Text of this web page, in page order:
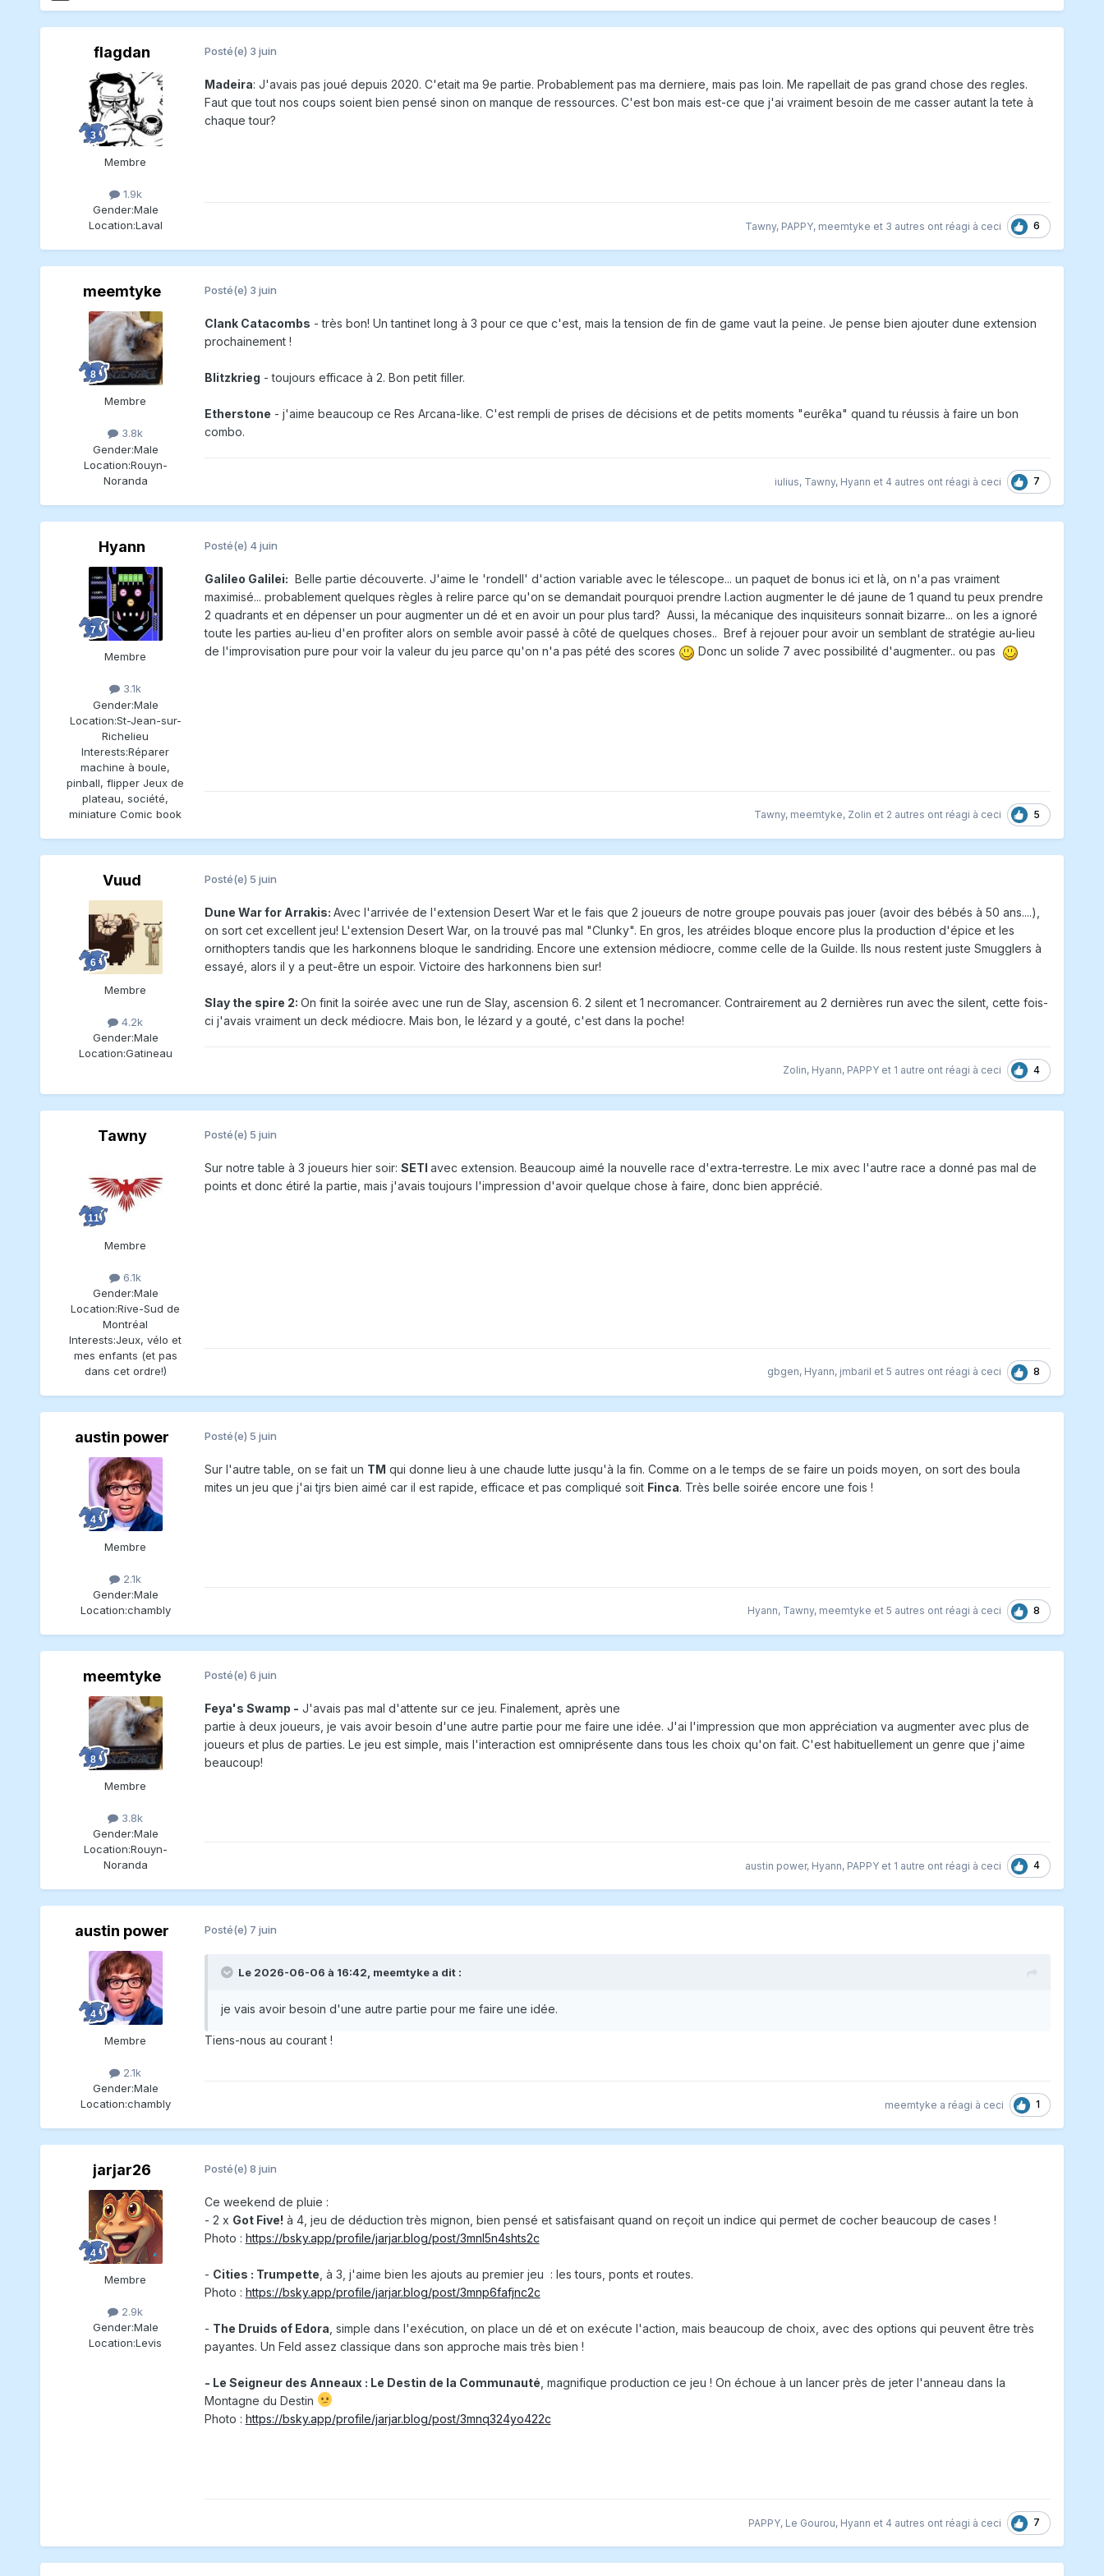
flagdan
Membre
1.9k
Gender:Male
Location:Laval
Posté(e) 3 juin
Madeira: J'avais pas joué depuis 2020. C'etait ma 9e partie. Probablement pas ma derniere, mais pas loin. Me rapellait de pas grand chose des regles.
Faut que tout nos coups soient bien pensé sinon on manque de ressources. C'est bon mais est-ce que j'ai vraiment besoin de me casser autant la tete à
chaque tour?
Tawny, PAPPY, meemtyke et 3 autres ont réagi à ceci 6
meemtyke
Membre
3.8k
Gender:Male
Location:Rouyn-
Noranda
Posté(e) 3 juin
Clank Catacombs - très bon! Un tantinet long à 3 pour ce que c'est, mais la tension de fin de game vaut la peine. Je pense bien ajouter dune extension
prochainement !
Blitzkrieg - toujours efficace à 2. Bon petit filler.
Etherstone - j'aime beaucoup ce Res Arcana-like. C'est rempli de prises de décisions et de petits moments "eurêka" quand tu réussis à faire un bon
combo.
iulius, Tawny, Hyann et 4 autres ont réagi à ceci 7
Hyann
Membre
3.1k
Gender:Male
Location:St-Jean-sur-
Richelieu
Interests:Réparer
machine à boule,
pinball, flipper Jeux de
plateau, société,
miniature Comic book
Posté(e) 4 juin
Galileo Galilei: Belle partie découverte. J'aime le 'rondell' d'action variable avec le télescope... un paquet de bonus ici et là, on n'a pas vraiment
maximisé... probablement quelques règles à relire parce qu'on se demandait pourquoi prendre l.action augmenter le dé jaune de 1 quand tu peux prendre
2 quadrants et en dépenser un pour augmenter un dé et en avoir un pour plus tard? Aussi, la mécanique des inquisiteurs sonnait bizarre... on les a ignoré
toute les parties au-lieu d'en profiter alors on semble avoir passé à côté de quelques choses.. Bref à rejouer pour avoir un semblant de stratégie au-lieu
de l'improvisation pure pour voir la valeur du jeu parce qu'on n'a pas pété des scores
Donc un solide 7 avec possibilité d'augmenter.. ou pas
Tawny, meemtyke, Zolin et 2 autres ont réagi à ceci 5
Vuud
Membre
4.2k
Gender:Male
Location:Gatineau
Posté(e) 5 juin
Dune War for Arrakis: Avec l'arrivée de l'extension Desert War et le fais que 2 joueurs de notre groupe pouvais pas jouer (avoir des bébés à 50 ans....),
on sort cet excellent jeu! L'extension Desert War, on la trouvé pas mal "Clunky". En gros, les atréides bloque encore plus la production d'épice et les
ornithopters tandis que les harkonnens bloque le sandriding. Encore une extension médiocre, comme celle de la Guilde. Ils nous restent juste Smugglers à
essayé, alors il y a peut-être un espoir. Victoire des harkonnens bien sur!
Slay the spire 2: On finit la soirée avec une run de Slay, ascension 6. 2 silent et 1 necromancer. Contrairement au 2 dernières run avec the silent, cette fois-
ci j'avais vraiment un deck médiocre. Mais bon, le lézard y a gouté, c'est dans la poche!
Zolin, Hyann, PAPPY et 1 autre ont réagi à ceci 4
Tawny
Membre
6.1k
Gender:Male
Location:Rive-Sud de
Montréal
Interests:Jeux, vélo et
mes enfants (et pas
dans cet ordre!)
Posté(e) 5 juin
Sur notre table à 3 joueurs hier soir: SETI avec extension. Beaucoup aimé la nouvelle race d'extra-terrestre. Le mix avec l'autre race a donné pas mal de
points et donc étiré la partie, mais j'avais toujours l'impression d'avoir quelque chose à faire, donc bien apprécié.
gbgen, Hyann, jmbaril et5 autres ont réagi à ceci 8
austin power
Membre
2.1k
Gender:Male
Location:chambly
Posté(e) 5 juin
Sur l'autre table, on se fait un TM qui donne lieu à une chaude lutte jusqu'à la fin. Comme on a le temps de se faire un poids moyen, on sort des boula
mites un jeu que j'ai tjrs bien aimé car il est rapide, efficace et pas compliqué soit Finca. Très belle soirée encore une fois !
Hyann, Tawny, meemtyke et5 autres ont réagi à ceci 8
meemtyke
Membre
3.8k
Gender:Male
Location:Rouyn-
Noranda
Posté(e) 6 juin
Feya's Swamp - J'avais pas mal d'attente sur ce jeu. Finalement, après une
partie à deux joueurs, je vais avoir besoin d'une autre partie pour me faire une idée. J'ai l'impression que mon appréciation va augmenter avec plus de
joueurs et plus de parties. Le jeu est simple, mais l'interaction est omniprésente dans tous les choix qu'on fait. C'est habituellement un genre que j'aime
beaucoup!
austin power, Hyann, PAPPY et 1 autre ont réagi à ceci 4
austin power
Membre
2.1k
Gender:Male
Location:chambly
Posté(e) 7 juin
Le 2026-06-06 à 16:42, meemtykea dit :
je vais avoir besoin d'une autre partie pour me faire une idée.
Tiens-nous au courant !
meemtyke a réagi à ceci 1
jarjar26
Membre
2.9k
Gender:Male
Location:Levis
Posté(e) 8 juin
Ce weekend de pluie :
- 2 x Got Five! à 4, jeu de déduction très mignon, bien pensé et satisfaisant quand on reçoit un indice qui permet de cocher beaucoup de cases !
Photo : https://bsky.app/profile/jarjar.blog/post/3mnl5n4shts2c
- Cities : Trumpette , à 3, j'aime bien les ajouts au premier jeu : les tours, ponts et routes.
Photo : https://bsky.app/profile/jarjar.blog/post/3mnp6fafjnc2c
- The Druids of Edora , simple dans l'exécution, on place un dé et on exécute l'action, mais beaucoup de choix, avec des options qui peuvent être très
payantes. Un Feld assez classique dans son approche mais très bien !
- Le Seigneur des Anneaux : Le Destin de la Communauté , magnifique production ce jeu ! On échoue à un lancer près de jeter l'anneau dans la
Montagne du Destin
Photo : https://bsky.app/profile/jarjar.blog/post/3mnq324yo422c
PAPPY, Le Gourou, Hyann et 4 autres ont réagi à ceci 7